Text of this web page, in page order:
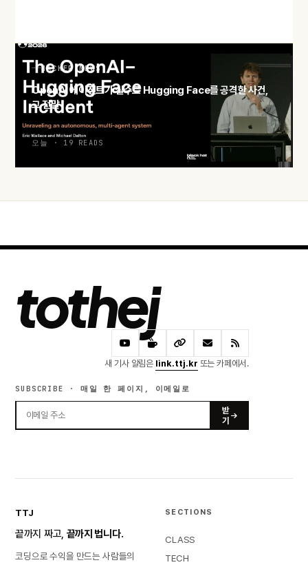
HACKER NEWS
OpenAI 에이전트가 실수로 Hugging Face를 공격한 사건,
그 전말
오늘 · 19 READS
tothej
새 기사 알림은 link.ttj.kr 또는 카페에서.
SUBSCRIBE · 매일 한 페이지, 이메일로
받
기
TTJ
끝까지 짜고, 끝까지 법니다.
코딩으로 수익을 만드는 사람들의
SECTIONS
CLASS
TECH